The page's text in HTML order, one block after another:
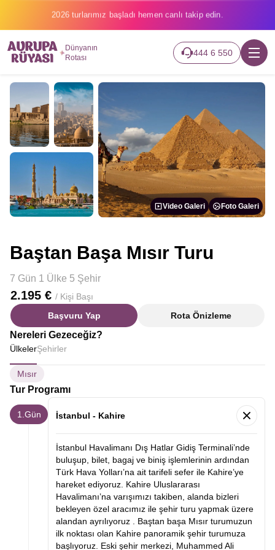
2026 turlarımız başladı hemen canlı takip edin.
Dünyanın
Rotası
444 6 550
Video Galeri Foto Galeri
Baştan Başa Mısır Turu
7 Gün 1 Ülke 5 Şehir
2.195 € / Kişi Başı
Başvuru Yap
Rota Önizleme
Nereleri Gezeceğiz?
ÜlkelerŞehirler
Mısır
Tur Programı
1.Gün İstanbul - Kahire
İstanbul Havalimanı Dış Hatlar Gidiş Terminali’nde
buluşup, bilet, bagaj ve biniş işlemlerinin ardından
Türk Hava Yolları’na ait tarifeli sefer ile Kahire’ye
hareket ediyoruz. Kahire Uluslararası
Havalimanı’na varışımızı takiben, alanda bizleri
bekleyen özel aracımız ile şehir turu yapmak üzere
alandan ayrılıyoruz . Baştan başa Mısır turumuzun
ilk noktası olan Kahire panoramik şehir turumuza
başlıyoruz. Eski şehir merkezi, Muhammed Ali